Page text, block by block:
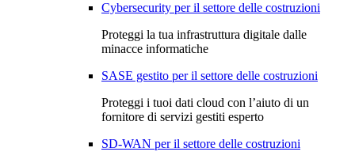
Cybersecurity per il settore delle costruzioni
Proteggi la tua infrastruttura digitale dalle
minacce informatiche
SASE gestito per il settore delle costruzioni
Proteggi i tuoi dati cloud con l’aiuto di un
fornitore di servizi gestiti esperto
SD-WAN per il settore delle costruzioni